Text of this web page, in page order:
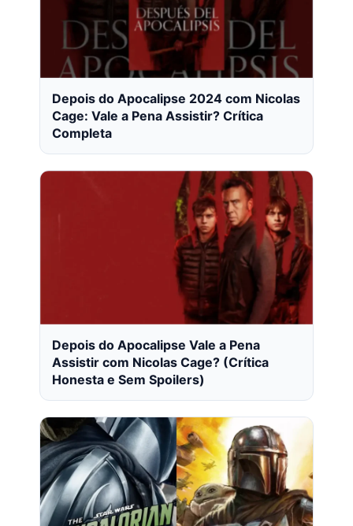
Depois do Apocalipse 2024 com Nicolas
Cage: Vale a Pena Assistir? Crítica
Completa
Depois do Apocalipse Vale a Pena
Assistir com Nicolas Cage? (Crítica
Honesta e Sem Spoilers)